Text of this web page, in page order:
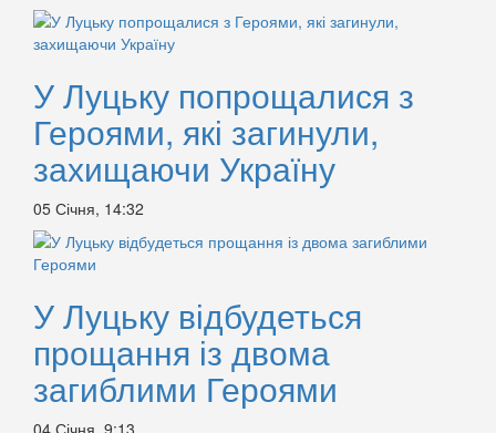
У Луцьку попрощалися з
Героями, які загинули,
захищаючи Україну
05 Січня, 14:32
У Луцьку відбудеться
прощання із двома
загиблими Героями
04 Січня, 9:13